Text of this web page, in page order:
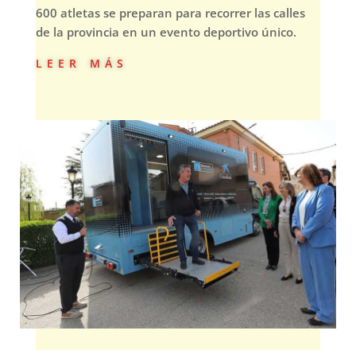
600 atletas se preparan para recorrer las calles
de la provincia en un evento deportivo único.
leer más